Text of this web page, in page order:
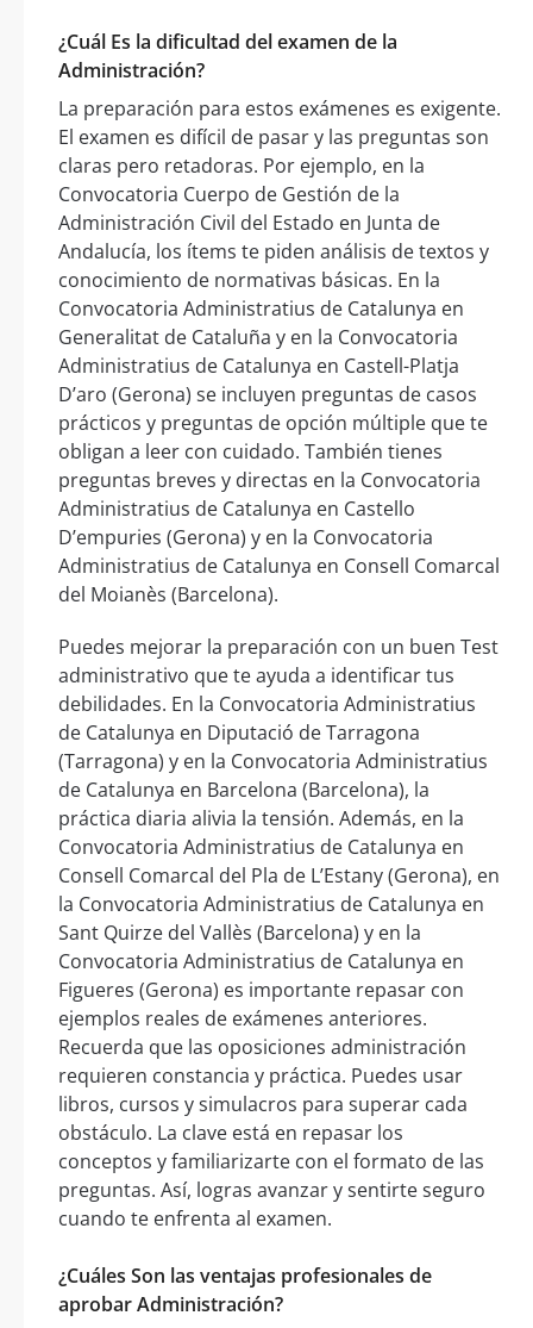
¿Cuál Es la dificultad del examen de la
Administración?
La preparación para estos exámenes es exigente.
El examen es difícil de pasar y las preguntas son
claras pero retadoras. Por ejemplo, en la
Convocatoria Cuerpo de Gestión de la
Administración Civil del Estado en Junta de
Andalucía, los ítems te piden análisis de textos y
conocimiento de normativas básicas. En la
Convocatoria Administratius de Catalunya en
Generalitat de Cataluña y en la Convocatoria
Administratius de Catalunya en Castell-Platja
D’aro (Gerona) se incluyen preguntas de casos
prácticos y preguntas de opción múltiple que te
obligan a leer con cuidado. También tienes
preguntas breves y directas en la Convocatoria
Administratius de Catalunya en Castello
D’empuries (Gerona) y en la Convocatoria
Administratius de Catalunya en Consell Comarcal
del Moianès (Barcelona).
Puedes mejorar la preparación con un buen Test
administrativo que te ayuda a identificar tus
debilidades. En la Convocatoria Administratius
de Catalunya en Diputació de Tarragona
(Tarragona) y en la Convocatoria Administratius
de Catalunya en Barcelona (Barcelona), la
práctica diaria alivia la tensión. Además, en la
Convocatoria Administratius de Catalunya en
Consell Comarcal del Pla de L’Estany (Gerona), en
la Convocatoria Administratius de Catalunya en
Sant Quirze del Vallès (Barcelona) y en la
Convocatoria Administratius de Catalunya en
Figueres (Gerona) es importante repasar con
ejemplos reales de exámenes anteriores.
Recuerda que las oposiciones administración
requieren constancia y práctica. Puedes usar
libros, cursos y simulacros para superar cada
obstáculo. La clave está en repasar los
conceptos y familiarizarte con el formato de las
preguntas. Así, logras avanzar y sentirte seguro
cuando te enfrenta al examen.
¿Cuáles Son las ventajas profesionales de
aprobar Administración?